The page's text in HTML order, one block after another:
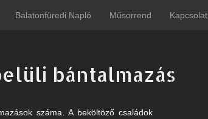
Balatonfüredi Napló Műsorrend Kapcsolat
bántalmazás
száma. A beköltöző családok